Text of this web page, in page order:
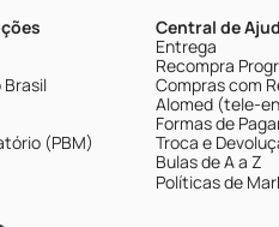
Brasil
(PBM)
Central de
Entrega
Recompra
Compras com
Alomed (tele-
Formas de
Troca e
Bulas de A a Z
Políticas de